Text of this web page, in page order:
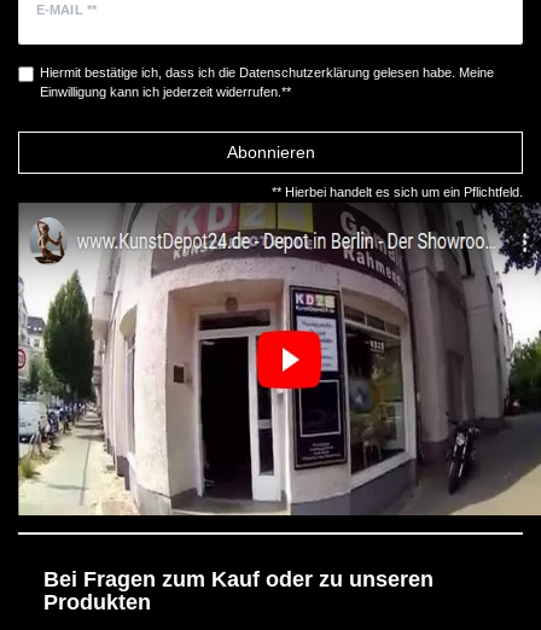
E-MAIL **
Hiermit bestätige ich, dass ich die Daten­schutz­erklärunggelesen habe. Meine
Einwilligung kann ich jederzeit widerrufen.**
Abonnieren
** Hierbei handelt es sich um ein Pflichtfeld.
Bei Fragen zum Kauf oder zu unseren
Produkten